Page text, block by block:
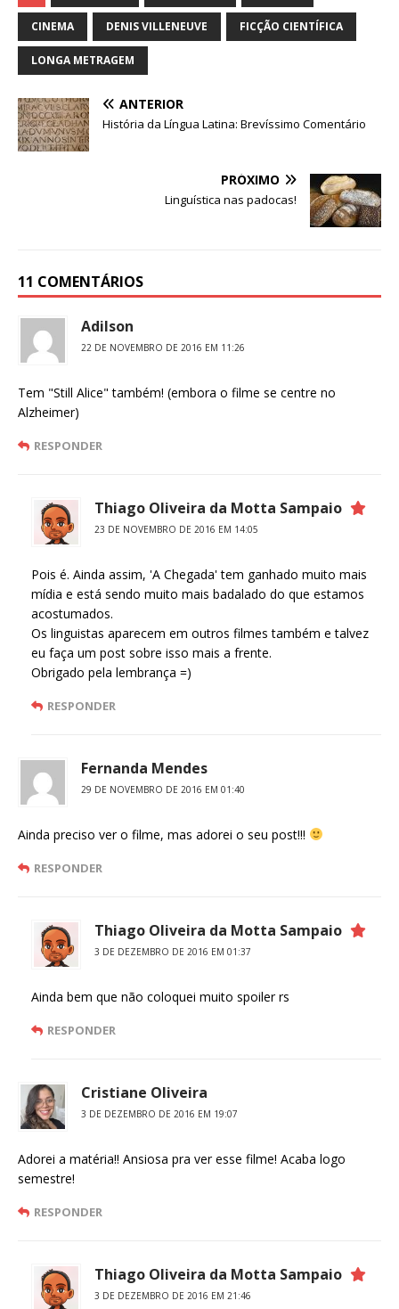
e
b
o
o
k
te
r
e
CINEMA DENIS VILLENEUVE FICÇÃO CIENTÍFICA
LONGA METRAGEM
ANTERIOR
História da Língua Latina: Brevíssimo Comentário
PRÓXIMO
Linguística nas padocas!
11 COMENTÁRIOS
Adilson
22 DE NOVEMBRO DE 2016 EM 11:26
Tem "Still Alice" também! (embora o filme se centre no
Alzheimer)
RESPONDER
Thiago Oliveira da Motta Sampaio
23 DE NOVEMBRO DE 2016 EM 14:05
Pois é. Ainda assim, 'A Chegada' tem ganhado muito mais
mídia e está sendo muito mais badalado do que estamos
acostumados.
Os linguistas aparecem em outros filmes também e talvez
eu faça um post sobre isso mais a frente.
Obrigado pela lembrança =)
RESPONDER
Fernanda Mendes
29 DE NOVEMBRO DE 2016 EM 01:40
Ainda preciso ver o filme, mas adorei o seu post!!!
RESPONDER
Thiago Oliveira da Motta Sampaio
3 DE DEZEMBRO DE 2016 EM 01:37
Ainda bem que não coloquei muito spoiler rs
RESPONDER
Cristiane Oliveira
3 DE DEZEMBRO DE 2016 EM 19:07
Adorei a matéria!! Ansiosa pra ver esse filme! Acaba logo
semestre!
RESPONDER
Thiago Oliveira da Motta Sampaio
3 DE DEZEMBRO DE 2016 EM 21:46